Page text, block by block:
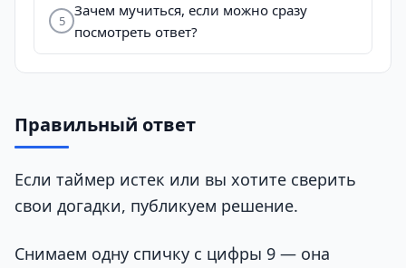
5
Зачем мучиться, если можно сразу
посмотреть ответ?
Правильный ответ
Если таймер истек или вы хотите сверить
свои догадки, публикуем решение.
Снимаем одну спичку с цифры 9 — она